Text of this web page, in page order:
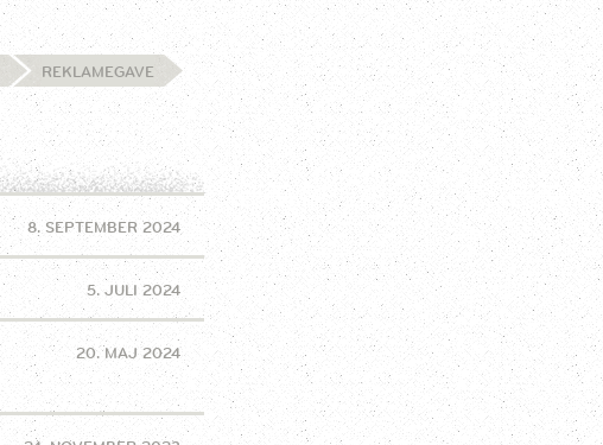
REKLAMEGAVE
8. SEPTEMBER 2024
5. JULI 2024
20. MAJ 2024